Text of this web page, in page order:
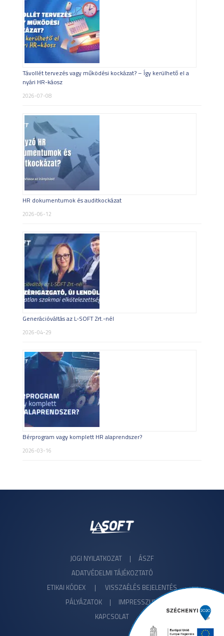
Távollét tervezés vagy működési kockázat? – Így kerülhető el a
nyári HR-káosz
2026-07-08
HR dokumentumok és auditkockázat
2026-06-12
Generációváltás az L-SOFT Zrt.-nél
2026-04-29
Bérprogram vagy komplett HR alaprendszer?
2026-03-16
JOGI NYILATKOZAT | ÁSZF
ADATVÉDELMI TÁJÉKOZTATÓ
ETIKAI KÓDEX
| VISSZAÉLÉS BEJELENTÉS
PÁLYÁZATOK | IMPRESSZUM
KAPCSOLAT